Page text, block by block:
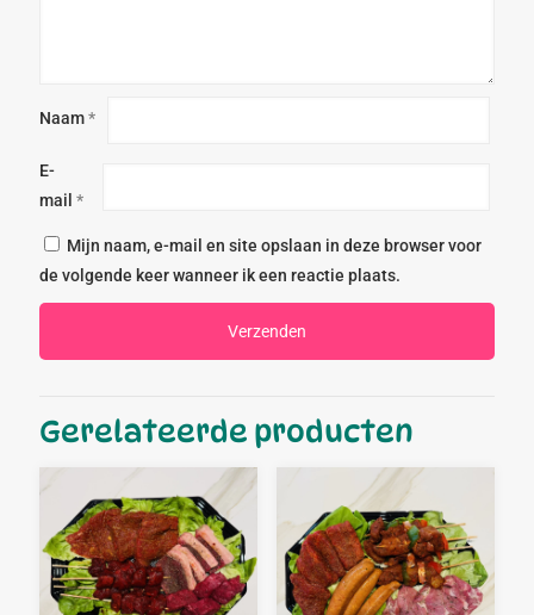
Naam*
E-
mail *
Mijn naam, e-mail en site opslaan in deze browser voor
de volgende keer wanneer ik een reactie plaats.
Gerelateerde producten